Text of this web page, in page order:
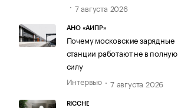
7 августа 2026
АНО «АИПР»
Почему московские зарядные
станции работают не в полную
силу
Интервью
7 августа 2026
RICCHE